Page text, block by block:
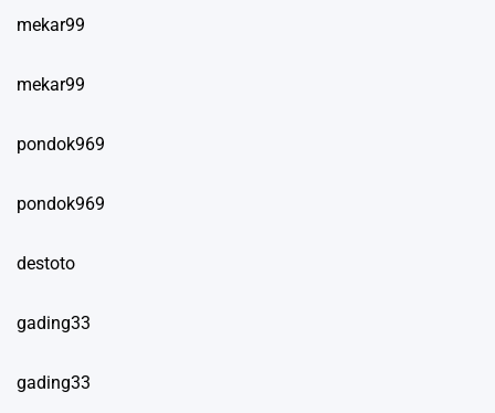
mekar99
mekar99
pondok969
pondok969
destoto
gading33
gading33